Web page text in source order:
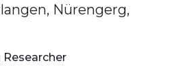
Nürengerg,